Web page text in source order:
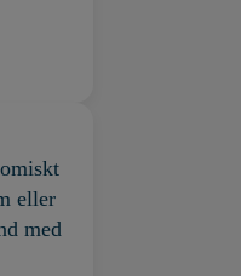
eller
med